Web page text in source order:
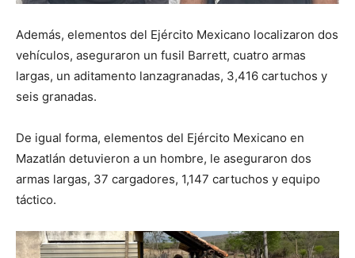
Además, elementos del Ejército Mexicano localizaron dos
vehículos, aseguraron un fusil Barrett, cuatro armas
largas, un aditamento lanzagranadas, 3,416 cartuchos y
seis granadas.
De igual forma, elementos del Ejército Mexicano en
Mazatlán detuvieron a un hombre, le aseguraron dos
armas largas, 37 cargadores, 1,147 cartuchos y equipo
táctico.